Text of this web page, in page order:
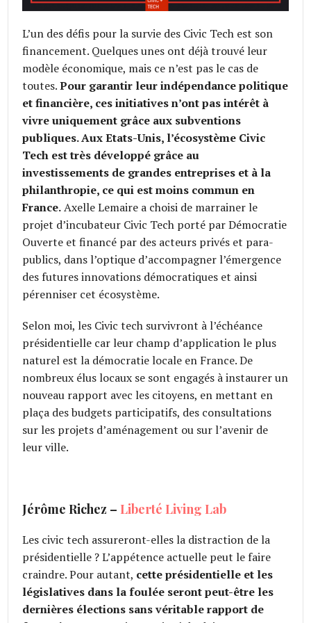
L’un des défis pour la survie des Civic Tech est son
financement. Quelques unes ont déjà trouvé leur
modèle économique, mais ce n’est pas le cas de
toutes.Pour garantir leur indépendance politique
et financière, ces initiatives n’ont pas intérêt à
vivre uniquement grâce aux subventions
publiques. Aux Etats-Unis, l’écosystème Civic
Tech est très développé grâce au
investissements de grandes entreprises et à la
philanthropie, ce qui est moins commun en
France.Axelle Lemaire a choisi de marrainer le
projet d’incubateur Civic Tech porté par Démocratie
Ouverte et financé par des acteurs privés et para-
publics, dans l’optique d’accompagner l’émergence
des futures innovations démocratiques et ainsi
pérenniser cet écosystème.
Selon moi, les Civic tech survivront à l’échéance
présidentielle car leur champ d’application le plus
naturel est la démocratie locale en France. De
nombreux élus locaux se sont engagés à instaurer un
nouveau rapport avec les citoyens, en mettant en
plaça des budgets participatifs, des consultations
sur les projets d’aménagement ou sur l’avenir de
leur ville.
Jérôme Richez – Liberté Living Lab
Les civic tech assureront-elles la distraction de la
présidentielle ? L’appétence actuelle peut le faire
craindre. Pour autant, cette présidentielle et les
législatives dans la foulée seront peut-être les
dernières élections sans véritable rapport de